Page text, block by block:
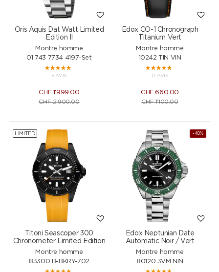
Oris Aquis Dat Watt Limited
Edition II
Montre homme
01 743 7734 4197-Set
5 AVIS
CHF1'999.00
CHF2'900.00
Edox CO-1 Chronograph
Titanium Vert
Montre homme
10242 TIN VIN
17 AVIS
CHF660.00
CHF1'100.00
LIMITED
Titoni Seascoper 300
Chronometer Limited Edition
Montre homme
83300 B-BKRY-702
-40%
Edox Neptunian Date
Automatic Noir / Vert
Montre homme
80120 3VM NIN